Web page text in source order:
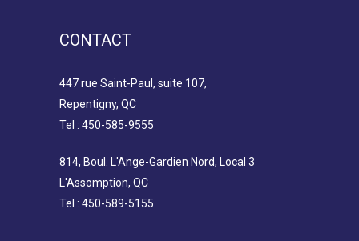
CONTACT
447 rue Saint-Paul, suite 107,
Repentigny, QC
Tel : 450-585-9555
814, Boul. L'Ange-Gardien Nord, Local 3
L'Assomption, QC
Tel : 450-589-5155